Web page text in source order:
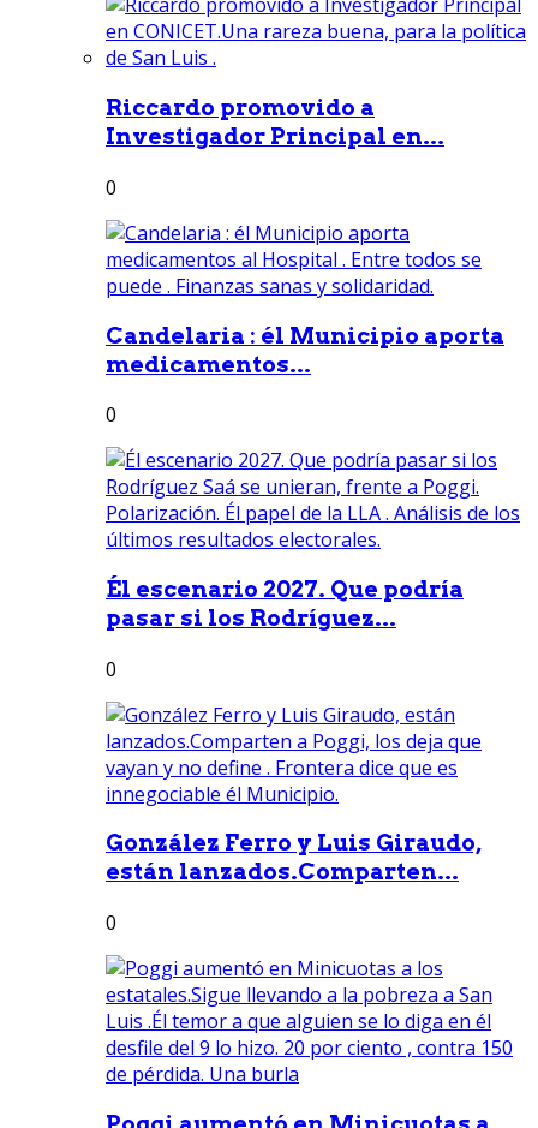
Riccardo promovido a
Investigador Principal en...
0
Candelaria : él Municipio aporta
medicamentos...
0
Él escenario 2027. Que podría
pasar si los Rodríguez...
0
González Ferro y Luis Giraudo,
están lanzados.Comparten...
0